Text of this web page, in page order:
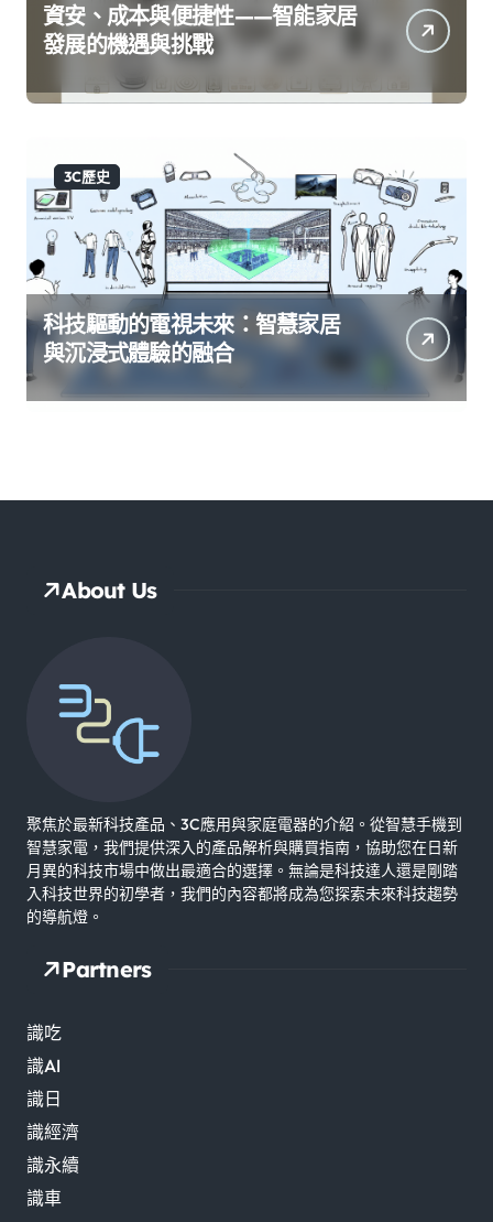
資安、成本與便捷性——智能家居
發展的機遇與挑戰
3C歷史
科技驅動的電視未來：智慧家居
與沉浸式體驗的融合
About Us
聚焦於最新科技產品、3C應用與家庭電器的介紹。從智慧手機到
智慧家電，我們提供深入的產品解析與購買指南，協助您在日新
月異的科技市場中做出最適合的選擇。無論是科技達人還是剛踏
入科技世界的初學者，我們的內容都將成為您探索未來科技趨勢
的導航燈。
Partners
識吃
識AI
識日
識經濟
識永續
識車